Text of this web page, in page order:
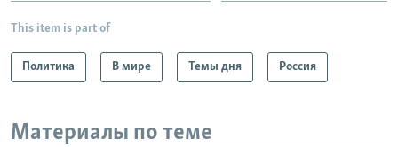
This item is part of
Политика В мире Темы дня Россия
Материалы по теме